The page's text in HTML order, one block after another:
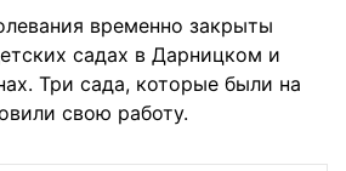
временно закрыты
садах в Дарницком и
Три сада, которые были на
свою работу.